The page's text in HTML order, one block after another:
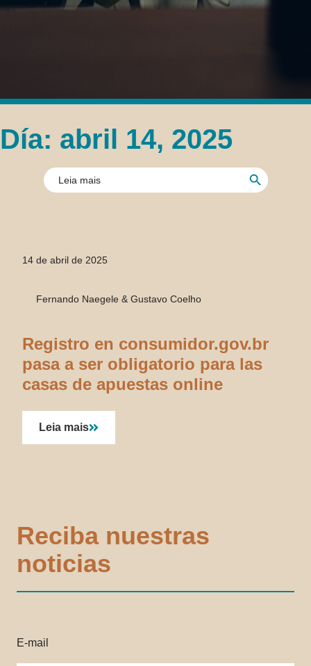
Día: abril 14, 2025
Buscar: Botón de
14 de abril de 2025
Fernando Naegele & Gustavo Coelho
Registro en consumidor.gov.br
pasa a ser obligatorio para las
casas de apuestas online
Leia mais
Reciba nuestras
noticias
E-mail